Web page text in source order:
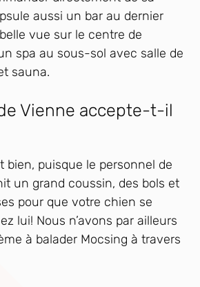
aussi un bar au dernier
vue sur le centre de
spa au sous-sol avec salle de
sauna.
Vienne accepte-t-il
bien, puisque le personnel de
un grand coussin, des bols et
pour que votre chien se
lui! Nous n’avons par ailleurs
à balader Mocsing à travers